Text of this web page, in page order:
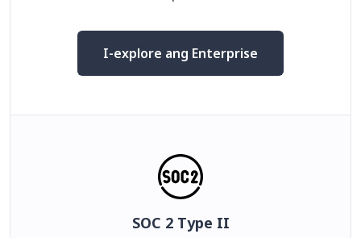
I-explore ang Enterprise
SOC 2 Type II